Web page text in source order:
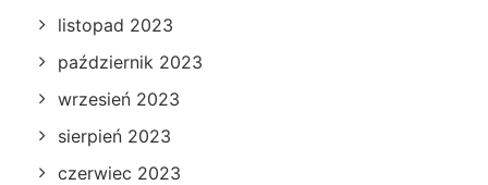
listopad 2023
październik 2023
wrzesień 2023
sierpień 2023
czerwiec 2023